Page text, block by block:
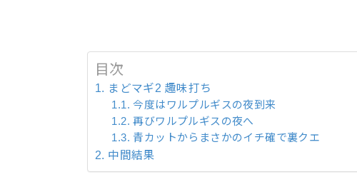
目次
まどマギ2 趣味打ち
今度はワルプルギスの夜到来
再びワルプルギスの夜へ
青カットからまさかのイチ確で裏クエ
中間結果